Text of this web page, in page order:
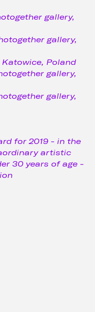
gallery,
gallery,
Poland
gallery,
gallery,
for 2019 - in the
artistic
30 years of age -